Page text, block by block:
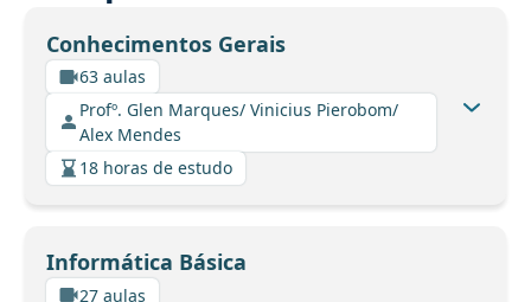
Conhecimentos Gerais
63 aulas
Profº. Glen Marques/ Vinicius Pierobom/
Alex Mendes
18 horas de estudo
Informática Básica
27 aulas